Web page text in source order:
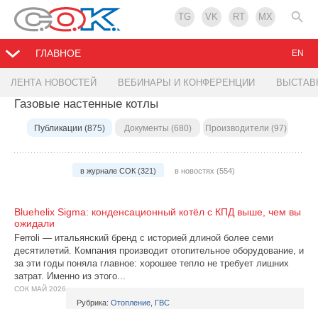
TG VK RT MX
ГЛАВНОЕ
ЛЕНТА НОВОСТЕЙ ВЕБИНАРЫ И КОНФЕРЕНЦИИ
EN
Газовые настенные котлы
Публикации (875) Документы (680) Производители (97)
в журнале СОК (321) в новостях (554)
Bluehelix Sigma: конденсационный котёл с КПД выше, чем вы
ожидали
Ferroli — итальянский бренд с историей длиной более семи
десятилетий. Компания производит отопительное оборудование, и
за эти годы поняла главное: хорошее тепло не требует лишних
затрат. Именно из этого...
СОК МАЙ 2026
Рубрика: Отопление, ГВС